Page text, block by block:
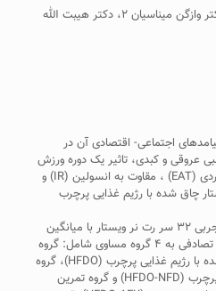
ابراهیم مصلحی نجف آبادی۱ ، دکتر وازگن میناسیان ۲، دکتر هیبت الله
اجتماعی- اقتصادی آن در
عروقی و کبدی، تاثیر یک دوره ورزش
هوازی بر مقادیر بافت چربی اپیکاردی (EAT) ، مقاوت به انسولین (IR) و
چاق شده با رژیم غذایی پرچرب
مواد و روش ها: در این مطالعه تجربی ۳۲ سر رت نر ویستار با میانگین
وزنی ۲۰۰-۱۸۰ و ۶ هفته سن بطور تصادفی به ۴ گروه مساوی شامل: گروه
تغذیه نرمال (NFD)، گروه چاق شده با رژیم غذایی پرچرب (HFDO)، گروه
تغذیه نرمال بعد از چاقی با رژیم پرچرب (HFDO-NFD) و گروه تمرین